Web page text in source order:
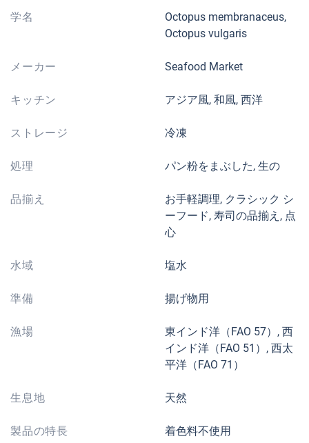
学名
Octopus membranaceus,
Octopus vulgaris
メーカー Seafood Market
キッチン アジア風, 和風, 西洋
ストレージ 冷凍
処理 パン粉をまぶした, 生の
品揃え
お手軽調理, クラシック シ
ーフード, 寿司の品揃え, 点
心
水域 塩水
準備 揚げ物用
漁場
東インド洋（FAO 57）, 西
インド洋（FAO 51）, 西太
平洋（FAO 71）
生息地 天然
製品の特長 着色料不使用